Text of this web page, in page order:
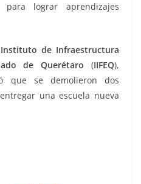
para lograr aprendizajes
Instituto de Infraestructura
de Querétaro (IIFEQ),
que se demolieron dos
una escuela nueva